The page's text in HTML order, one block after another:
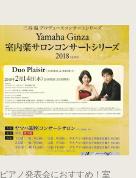
ピアノ発表会におすすめ！室